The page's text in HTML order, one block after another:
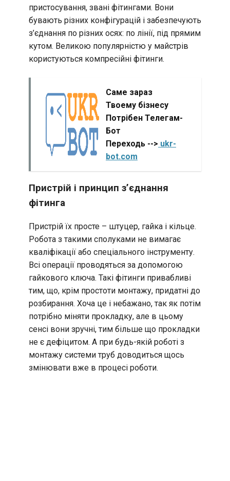
пристосування, звані фітингами. Вони
бувають різних конфігурацій і забезпечують
з’єднання по різних осях: по лінії, під прямим
кутом. Великою популярністю у майстрів
користуються компресійні фітинги.
Саме зараз
Твоему бізнесу
Потрібен Телегам-
Бот
Переходь --> ukr-
bot.com
Пристрій і принцип з’єднання
фітинга
Пристрій їх просте – штуцер, гайка і кільце.
Робота з такими сполуками не вимагає
кваліфікації або спеціального інструменту.
Всі операції проводяться за допомогою
гайкового ключа. Такі фітинги привабливі
тим, що, крім простоти монтажу, придатні до
розбирання. Хоча це і небажано, так як потім
потрібно міняти прокладку, але в цьому
сенсі вони зручні, тим більше що прокладки
не є дефіцитом. А при будь-якій роботі з
монтажу системи труб доводиться щось
змінювати вже в процесі роботи.